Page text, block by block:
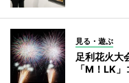
見る・遊ぶ
足利花火
「M！LK